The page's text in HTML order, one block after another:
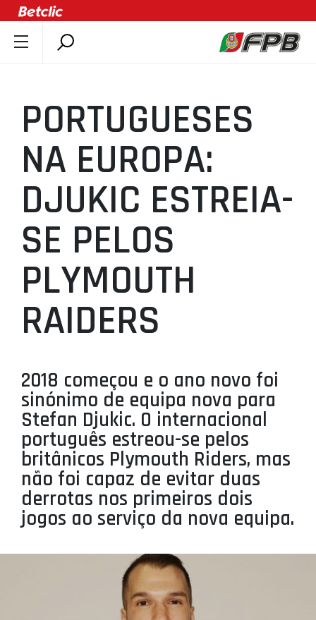
ÚLTIMAS
COMPETIÇÕES
ASSOCIAÇÕES
CLUBES
AGENTES
AGENDA
SELEÇÕES
MINIBASQUETE
ÁREA TÉCNICA
PROJETOS
LIGA BETCLIC FEMININA
PORTUGUESES
NA EUROPA:
DJUKIC ESTREIA-
SE PELOS
PLYMOUTH
RAIDERS
2018 começou e o ano novo foi
sinónimo de equipa nova para
Stefan Djukic. O internacional
português estreou-se pelos
britânicos Plymouth Riders, mas
não foi capaz de evitar duas
derrotas nos primeiros dois
jogos ao serviço da nova equipa.